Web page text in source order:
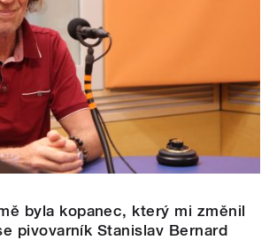
byla kopanec, který mi změnil
pivovarník Stanislav Bernard